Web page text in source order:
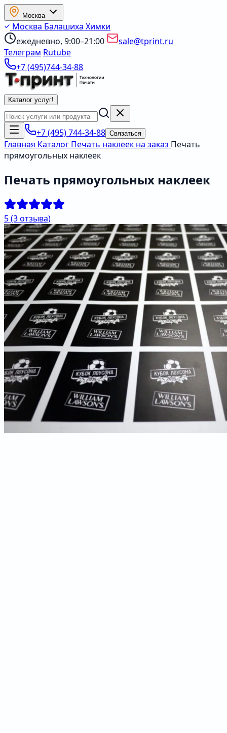
Москва
Москва Балашиха Химки
ежедневно, 9:00–21:00
sale@tprint.ru
Телеграм Rutube
+7 (495)744-34-88
Каталог услуг!
+7 (495) 744-34-88 Связаться
Главная Каталог Печать наклеек на заказ Печать
прямоугольных наклеек
Печать прямоугольных наклеек
5(3 отзыва)